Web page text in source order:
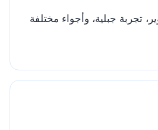
تجربة جبلية، وأجواء مختلفة